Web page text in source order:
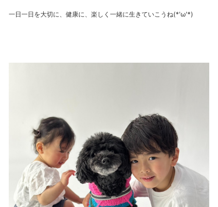
一日一日を大切に、健康に、楽しく一緒に生きていこうね(*'ω'*)